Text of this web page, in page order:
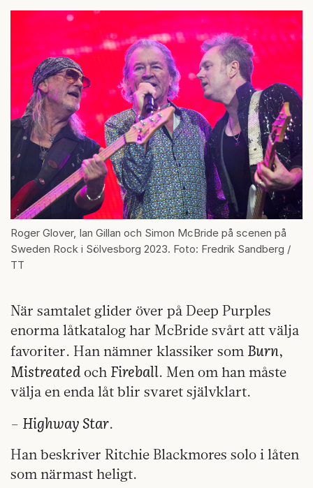
Roger Glover, Ian Gillan och Simon McBride på scenen på
Sweden Rock i Sölvesborg 2023. Foto: Fredrik Sandberg /
TT
När samtalet glider över på Deep Purples
enorma låtkatalog har McBride svårt att välja
favoriter. Han nämner klassiker som Burn,
Mistreatedoch Fireball. Men om han måste
välja en enda låt blir svaret självklart.
– Highway Star.
Han beskriver Ritchie Blackmores solo i låten
som närmast heligt.